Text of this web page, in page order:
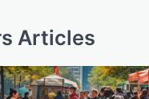
Articles